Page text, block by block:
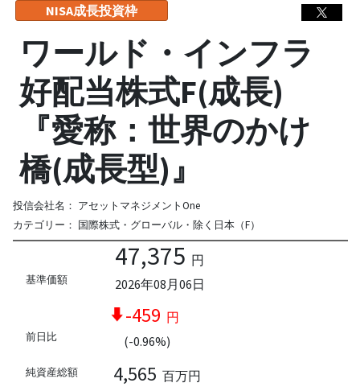
NISA成長投資枠
ワールド・インフラ
好配当株式F(成長)
『愛称：世界のかけ
橋(成長型)』
投信会社名： アセットマネジメントOne
カテゴリー： 国際株式・グローバル・除く日本（F）
基準価額
47,375 円
2026年08月06日
前日比
-459 円
(-0.96%)
純資産総額 4,565 百万円